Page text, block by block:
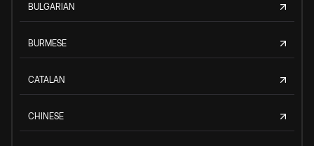
BULGARIAN
BURMESE
CATALAN
CHINESE